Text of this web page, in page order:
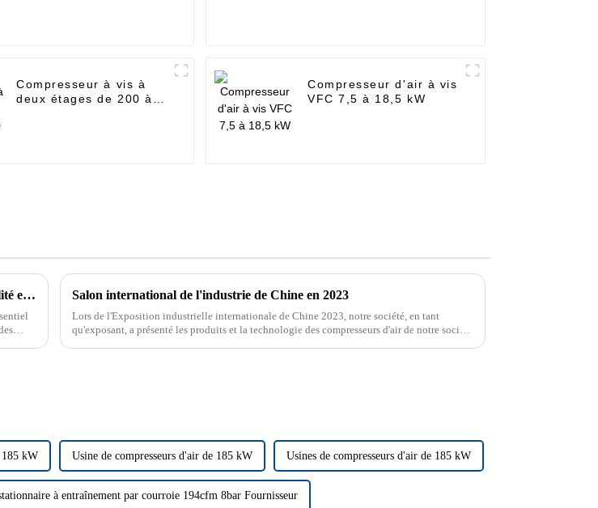
Compresseur à vis à
deux étages de 200 à
Compresseur d'air à vis
VFC 7,5 à 18,5 kW
Comprendre les compresseurs à vis à injection d'huile : fonctionnalité et objectif Salon international de l'industrie de Chine en 2023
Lors de l'Exposition industrielle internationale de Chine 2023, notre société, en tant
qu'exposant, a présenté les produits et la technologie des compresseurs d'air de notre société
185 kW Usine de compresseurs d'air de 185 kW Usines de compresseurs d'air de 185 kW
à entraînement par courroie 194cfm 8bar Fournisseur